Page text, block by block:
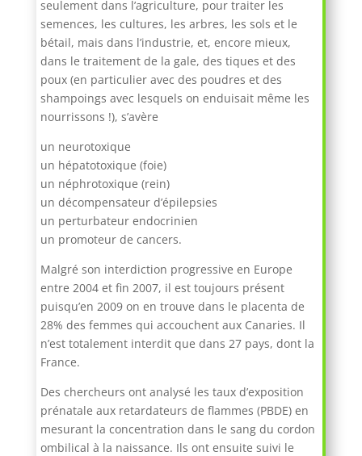
seulement dans l’agriculture, pour traiter les
semences, les cultures, les arbres, les sols et le
bétail, mais dans l’industrie, et, encore mieux,
dans le traitement de la gale, des tiques et des
poux (en particulier avec des poudres et des
shampoings avec lesquels on enduisait même les
nourrissons !), s’avère
un neurotoxique
un hépatotoxique (foie)
un néphrotoxique (rein)
un décompensateur d’épilepsies
un perturbateur endocrinien
un promoteur de cancers.
Malgré son interdiction progressive en Europe
entre 2004 et fin 2007, il est toujours présent
puisqu’en 2009 on en trouve dans le placenta de
28% des femmes qui accouchent aux Canaries. Il
n’est totalement interdit que dans 27 pays, dont la
France.
Des chercheurs ont analysé les taux d’exposition
prénatale aux retardateurs de flammes (PBDE) en
mesurant la concentration dans le sang du cordon
ombilical à la naissance. Ils ont ensuite suivi le